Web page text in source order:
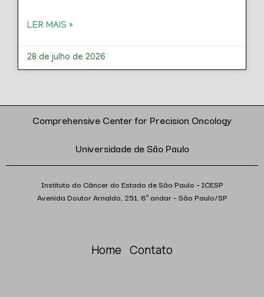
LER MAIS »
28 de julho de 2026
Comprehensive Center for Precision Oncology
Universidade de São Paulo
Instituto do Câncer do Estado de São Paulo – ICESP
Avenida Doutor Arnaldo, 251, 8º andar – São Paulo/SP
Home Contato